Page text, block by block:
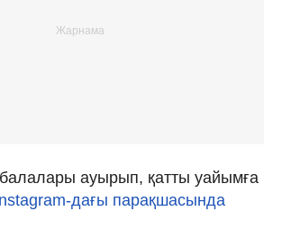
ауырып, қатты уайымға
дағы парақшасында